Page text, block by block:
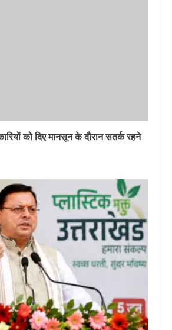
को दिए मानसून के दौरान सतर्क रहने